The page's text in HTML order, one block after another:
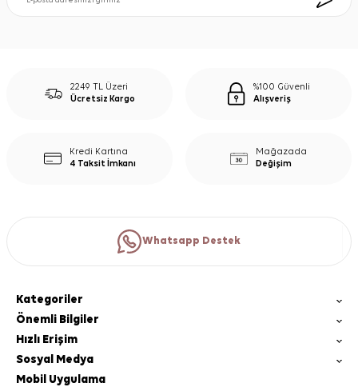
2249 TL Üzeri
Ücretsiz Kargo
%100 Güvenli
Alışveriş
Kredi Kartına
4 Taksit İmkanı
Mağazada
Değişim
Whatsapp Destek
Kategoriler
Önemli Bilgiler
Hızlı Erişim
Sosyal Medya
Mobil Uygulama